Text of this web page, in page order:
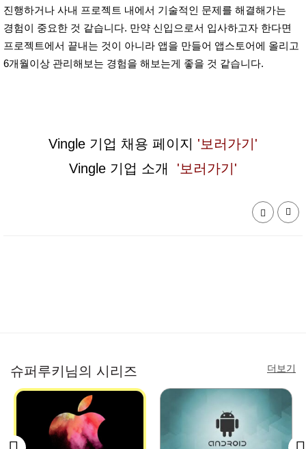
진행하거나 사내 프로젝트 내에서 기술적인 문제를 해결해가는
경험이 중요한 것 같습니다. 만약 신입으로서 입사하고자 한다면
프로젝트에서 끝내는 것이 아니라 앱을 만들어 앱스토어에 올리고
6개월이상 관리해보는 경험을 해보는게 좋을 것 같습니다.
Vingle 기업 채용 페이지
'보러가기'
Vingle 기업 소개
'보러가기'
더보기
슈퍼루키님의 시리즈